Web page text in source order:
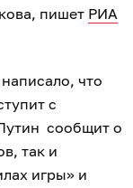
пишет РИА
что
с
сообщит о
так и
игры» и